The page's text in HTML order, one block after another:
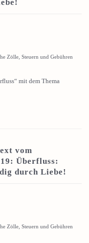
Zölle, Steuern und Gebühren
mit dem Thema
vom
Überfluss:
durch Liebe!
Zölle, Steuern und Gebühren